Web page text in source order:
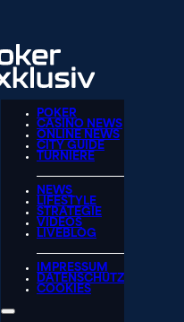
POKER
CASINO NEWS
ONLINE NEWS
CITY GUIDE
TURNIERE
NEWS
LIFESTYLE
STRATEGIE
VIDEOS
LIVEBLOG
IMPRESSUM
DATENSCHUTZ
COOKIES